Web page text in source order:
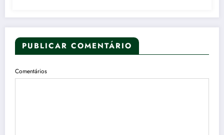
PUBLICAR COMENTÁRIO
Comentários